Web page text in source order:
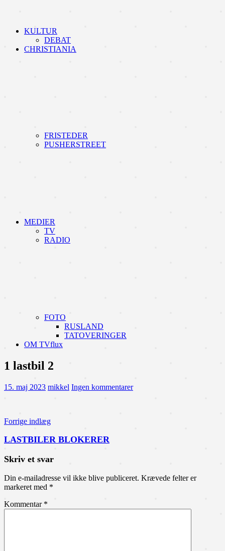
KULTUR
DEBAT
CHRISTIANIA
FRISTEDER
PUSHERSTREET
MEDIER
TV
RADIO
FOTO
RUSLAND
TATOVERINGER
OM TVflux
1 lastbil 2
15. maj 2023 mikkel Ingen kommentarer
Indlægsnavigation
Forrige indlæg
LASTBILER BLOKERER
Skriv et svar
Din e-mailadresse vil ikke blive publiceret. Krævede felter er
markeret med *
Kommentar *